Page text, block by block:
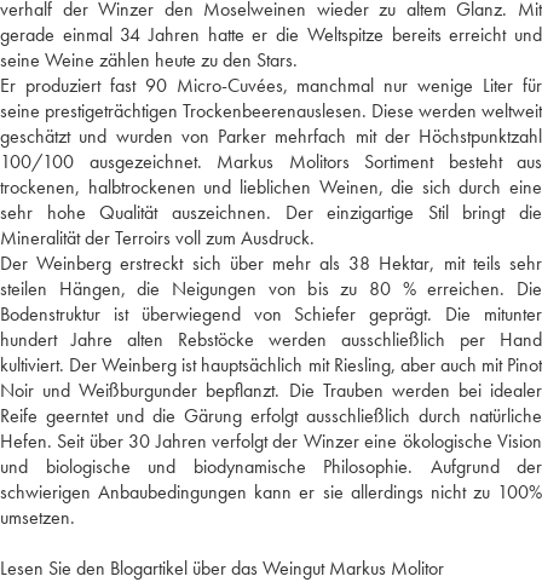
verhalf der Winzer den Moselweinen wieder zu altem Glanz. Mit
gerade einmal 34 Jahren hatte er die Weltspitze bereits erreicht und
seine Weine zählen heute zu den Stars.
Er produziert fast 90 Micro-Cuvées, manchmal nur wenige Liter für
seine prestigeträchtigen Trockenbeerenauslesen. Diese werden weltweit
geschätzt und wurden von Parker mehrfach mit der Höchstpunktzahl
100/100 ausgezeichnet. Markus Molitors Sortiment besteht aus
trockenen, halbtrockenen und lieblichen Weinen, die sich durch eine
sehr hohe Qualität auszeichnen. Der einzigartige Stil bringt die
Mineralität der Terroirs voll zum Ausdruck.
Der Weinberg erstreckt sich über mehr als 38 Hektar, mit teils sehr
steilen Hängen, die Neigungen von bis zu 80 % erreichen. Die
Bodenstruktur ist überwiegend von Schiefer geprägt. Die mitunter
hundert Jahre alten Rebstöcke werden ausschließlich per Hand
kultiviert. Der Weinberg ist hauptsächlich mit Riesling, aber auch mit Pinot
Noir und Weißburgunder bepflanzt. Die Trauben werden bei idealer
Reife geerntet und die Gärung erfolgt ausschließlich durch natürliche
Hefen. Seit über 30 Jahren verfolgt der Winzer eine ökologische Vision
und biologische und biodynamische Philosophie. Aufgrund der
schwierigen Anbaubedingungen kann er sie allerdings nicht zu 100%
umsetzen.
Lesen Sie den Blogartikel über das Weingut Markus Molitor